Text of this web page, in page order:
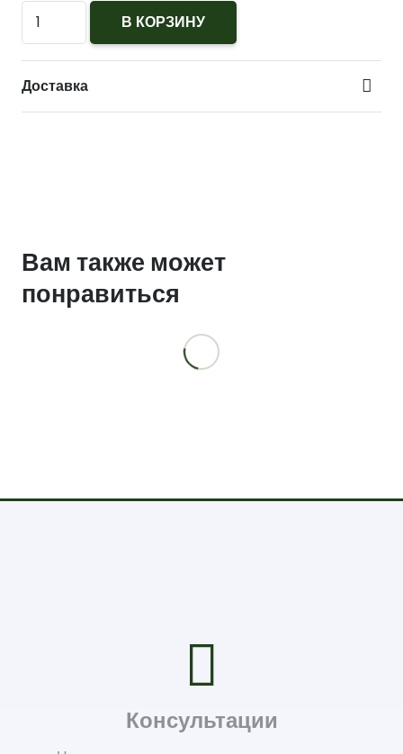
Количество
Кокарда
Казаков
рядового
состава
В КОРЗИНУ
Доставка
Вам также может
понравиться
Консультации